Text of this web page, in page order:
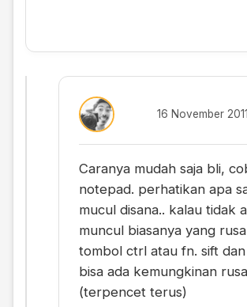
16 November
Caranya mudah saja bli,
notepad. perhatikan apa
mucul disana.. kalau tidak
muncul biasanya yang
tombol ctrl atau fn. sift
bisa ada kemungkinan
(terpencet terus)